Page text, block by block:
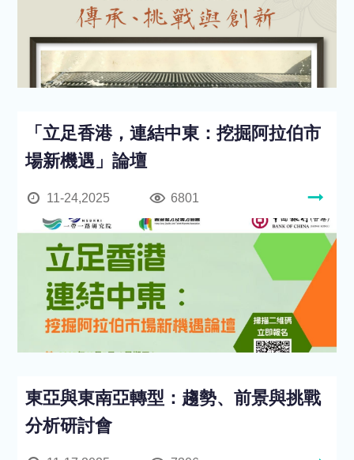
「立足香港，連結中東：挖掘阿拉伯市
場新機遇」論壇
11-24,2025 6801
東亞與東南亞轉型：趨勢、前景與挑戰
分析研討會